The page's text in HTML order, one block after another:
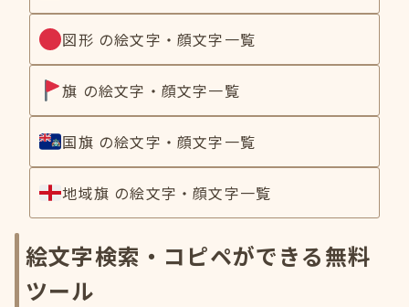
図形 の絵文字・顔文字一覧
旗 の絵文字・顔文字一覧
国旗 の絵文字・顔文字一覧
地域旗 の絵文字・顔文字一覧
絵文字検索・コピペができる無料
ツール